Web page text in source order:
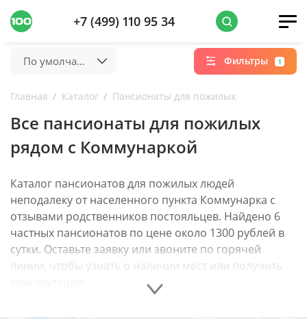
+7 (499) 110 95 34
Главная Каталог Пансионаты для пожилых
Все пансионаты для пожилых
рядом с Коммунаркой
Каталог пансионатов для пожилых людей
неподалеку от населенного пункта Коммунарка с
отзывами родственников постояльцев. Найдено 6
частных пансионатов по цене около 1300 рублей в
сутки. Оставьте заявку или звоните по горячей
линии, чтобы узнать о наличии мест или получить
По умолчанию Фильтры 1